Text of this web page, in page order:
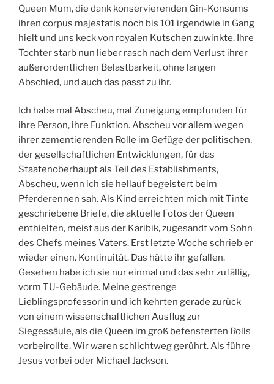
Queen Mum, die dank konservierenden Gin-Konsums
ihren corpus majestatis noch bis 101 irgendwie in Gang
hielt und uns keck von royalen Kutschen zuwinkte. Ihre
Tochter starb nun lieber rasch nach dem Verlust ihrer
außerordentlichen Belastbarkeit, ohne langen
Abschied, und auch das passt zu ihr.
Ich habe mal Abscheu, mal Zuneigung empfunden für
ihre Person, ihre Funktion. Abscheu vor allem wegen
ihrer zementierenden Rolle im Gefüge der politischen,
der gesellschaftlichen Entwicklungen, für das
Staatenoberhaupt als Teil des Establishments,
Abscheu, wenn ich sie hellauf begeistert beim
Pferderennen sah. Als Kind erreichten mich mit Tinte
geschriebene Briefe, die aktuelle Fotos der Queen
enthielten, meist aus der Karibik, zugesandt vom Sohn
des Chefs meines Vaters. Erst letzte Woche schrieb er
wieder einen. Kontinuität. Das hätte ihr gefallen.
Gesehen habe ich sie nur einmal und das sehr zufällig,
vorm TU-Gebäude. Meine gestrenge
Lieblingsprofessorin und ich kehrten gerade zurück
von einem wissenschaftlichen Ausflug zur
Siegessäule, als die Queen im groß befensterten Rolls
vorbeirollte. Wir waren schlichtweg gerührt. Als führe
Jesus vorbei oder Michael Jackson.